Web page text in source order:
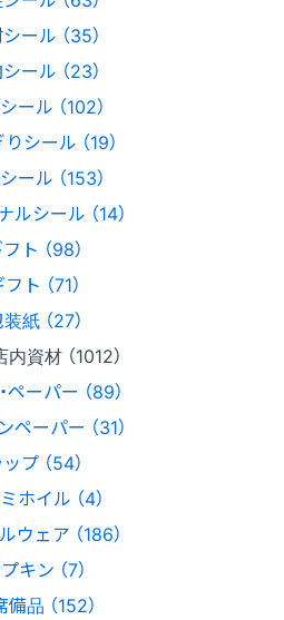
ール （35）
ール （23）
ール （102）
シール （19）
ール （153）
ルシール （14）
ト （98）
ト （71）
紙 （27）
内資材 （1012）
ペーパー （89）
ペーパー （31）
プ （54）
ホイル （4）
ウェア （186）
キン （7）
品 （152）